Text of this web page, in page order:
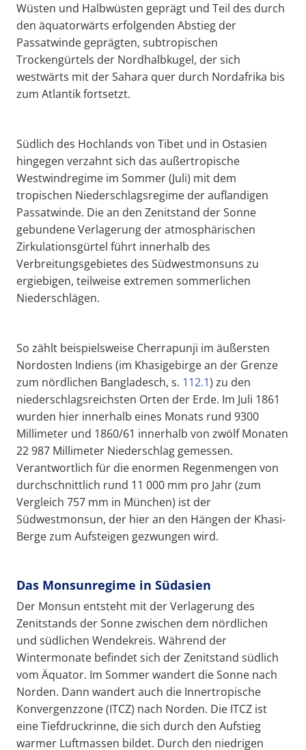
Wüsten und Halbwüsten geprägt und Teil des durch
den äquatorwärts erfolgenden Abstieg der
Passatwinde geprägten, subtropischen
Trockengürtels der Nordhalbkugel, der sich
westwärts mit der Sahara quer durch Nordafrika bis
zum Atlantik fortsetzt.
Südlich des Hochlands von Tibet und in Ostasien
hingegen verzahnt sich das außertropische
Westwindregime im Sommer (Juli) mit dem
tropischen Niederschlagsregime der auflandigen
Passatwinde. Die an den Zenitstand der Sonne
gebundene Verlagerung der atmosphärischen
Zirkulationsgürtel führt innerhalb des
Verbreitungsgebietes des Südwestmonsuns zu
ergiebigen, teilweise extremen sommerlichen
Niederschlägen.
So zählt beispielsweise Cherrapunji im äußersten
Nordosten Indiens (im Khasigebirge an der Grenze
zum nördlichen Bangladesch, s. 112.1) zu den
niederschlagsreichsten Orten der Erde. Im Juli 1861
wurden hier innerhalb eines Monats rund 9300
Millimeter und 1860/61 innerhalb von zwölf Monaten
22 987 Millimeter Niederschlag gemessen.
Verantwortlich für die enormen Regenmengen von
durchschnittlich rund 11 000 mm pro Jahr (zum
Vergleich 757 mm in München) ist der
Südwestmonsun, der hier an den Hängen der Khasi-
Berge zum Aufsteigen gezwungen wird.
Das Monsunregime in Südasien
Der Monsun entsteht mit der Verlagerung des
Zenitstands der Sonne zwischen dem nördlichen
und südlichen Wendekreis. Während der
Wintermonate befindet sich der Zenitstand südlich
vom Äquator. Im Sommer wandert die Sonne nach
Norden. Dann wandert auch die Innertropische
Konvergenzzone (ITCZ) nach Norden. Die ITCZ ist
eine Tiefdruckrinne, die sich durch den Aufstieg
warmer Luftmassen bildet. Durch den niedrigen